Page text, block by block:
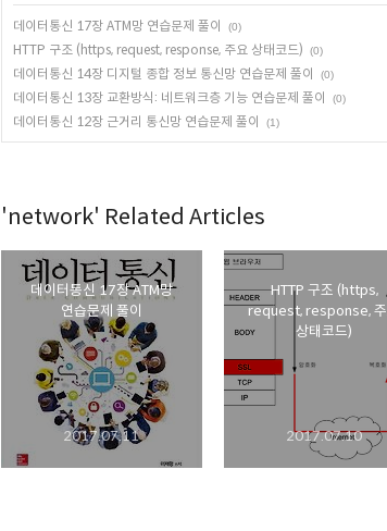
데이터통신 17장 ATM망 연습문제 풀이 (0)
HTTP 구조 (https, request, response, 주요 상태코드) (0)
데이터통신 14장 디지털 종합 정보 통신망 연습문제 풀이 (0)
데이터통신 13장 교환방식: 네트워크층 기능 연습문제 풀이 (0)
데이터통신 12장 근거리 통신망 연습문제 풀이 (1)
'network' Related Articles
데이터통신 17장 ATM망
연습문제 풀이
2017.07.11
HTTP 구조 (https,
request, response,
상태코드)
2017.07.10